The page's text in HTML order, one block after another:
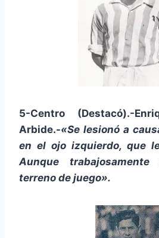
5-Centro (Destacó).-
Arbide.-«Se lesionó a
en el ojo izquierdo, que
Aunque
terreno de juego».